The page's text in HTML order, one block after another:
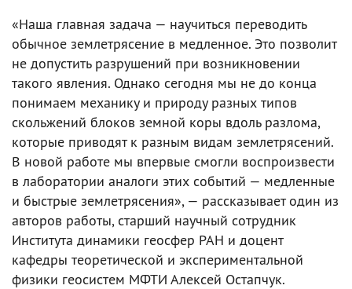
«Наша главная задача — научиться переводить
обычное землетрясение в медленное. Это позволит
не допустить разрушений при возникновении
такого явления. Однако сегодня мы не до конца
понимаем механику и природу разных типов
скольжений блоков земной коры вдоль разлома,
которые приводят к разным видам землетрясений.
В новой работе мы впервые смогли воспроизвести
в лаборатории аналоги этих событий — медленные
и быстрые землетрясения», — рассказывает один из
авторов работы, старший научный сотрудник
Института динамики геосфер РАН и доцент
кафедры теоретической и экспериментальной
физики геосистем МФТИ Алексей Остапчук.